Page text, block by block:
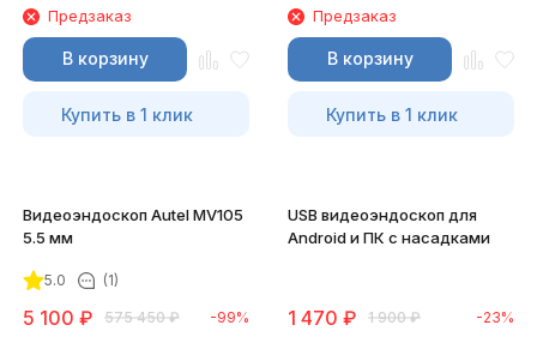
Предзаказ
В корзину
Купить в 1 клик
Предзаказ
В корзину
Купить в 1 клик
Видеоэндоскоп Autel MV105
5.5 мм
5.0 (1)
5 100 ₽ 575 450 ₽ -99%
USB видеоэндоскоп для
Android и ПК с насадками
1 470 ₽ 1 900 ₽ -23%